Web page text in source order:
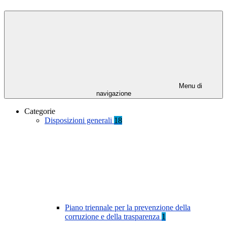
Menu di
navigazione
Categorie
Disposizioni generali 18
Piano triennale per la prevenzione della
corruzione e della trasparenza 1